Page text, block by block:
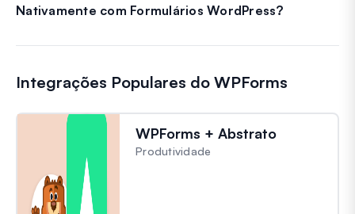
Nativamente com Formulários WordPress?
Integrações Populares do WPForms
WPForms + Abstrato
Produtividade